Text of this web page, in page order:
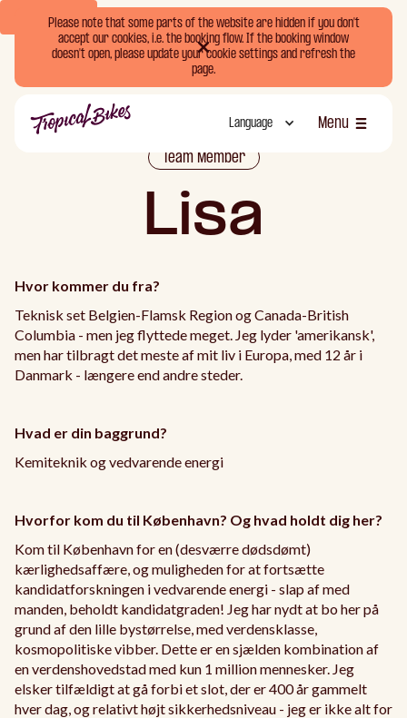
Book Now
Please note that some parts of the website are hidden if you don't
accept our cookies, i.e. the booking flow. If the booking window
doesn't open, please update your cookie settings and refresh the
page.
Language
Menu
Team Member
Lisa
Hvor kommer du fra?
Teknisk set Belgien-Flamsk Region og Canada-British
Columbia - men jeg flyttede meget. Jeg lyder 'amerikansk',
men har tilbragt det meste af mit liv i Europa, med 12 år i
Danmark - længere end andre steder.
Hvad er din baggrund?
Kemiteknik og vedvarende energi
Hvorfor kom du til København? Og hvad holdt dig her?
Kom til København for en (desværre dødsdømt)
kærlighedsaffære, og muligheden for at fortsætte
kandidatforskningen i vedvarende energi - slap af med
manden, beholdt kandidatgraden! Jeg har nydt at bo her på
grund af den lille bystørrelse, med verdensklasse,
kosmopolitiske vibber. Dette er en sjælden kombination af
en verdenshovedstad med kun 1 million mennesker. Jeg
elsker tilfældigt at gå forbi et slot, der er 400 år gammelt
hver dag, og relativt højt sikkerhedsniveau - jeg er ikke alt for